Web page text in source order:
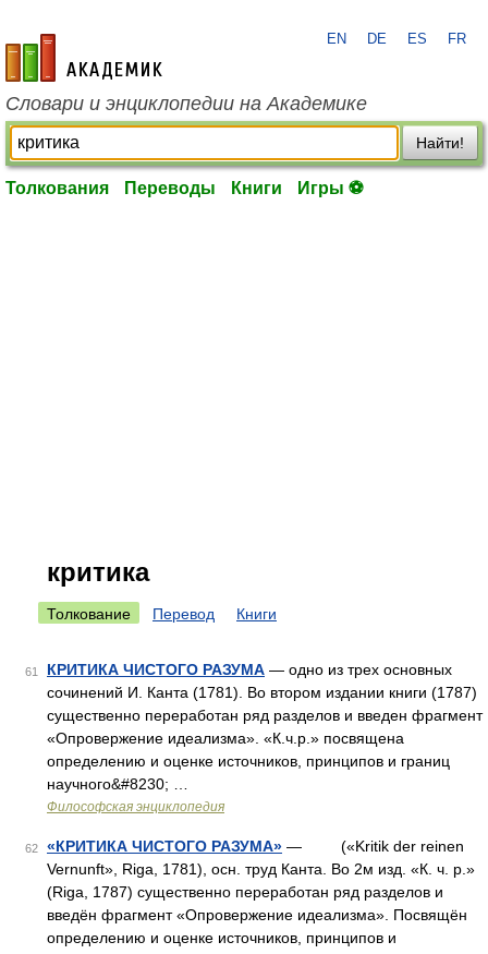
academic.ru
EN DE ES FR
Словари и энциклопедии на Академике
Найти!
Толкования Переводы Книги Игры ⚽
критика
Толкование Перевод Книги
61 КРИТИКА ЧИСТОГО РАЗУМА — одно из трех основных
сочинений И. Канта (1781). Во втором издании книги (1787)
существенно переработан ряд разделов и введен фрагмент
«Опровержение идеализма». «К.ч.р.» посвящена
определению и оценке источников, принципов и границ
научного&#8230; …
Философская энциклопедия
62 «КРИТИКА ЧИСТОГО РАЗУМА» — («Kritik der reinen
Vernunft», Riga, 1781), осн. труд Канта. Во 2м изд. «К. ч. p.»
(Riga, 1787) существенно переработан ряд разделов и
введён фрагмент «Опровержение идеализма». Посвящён
определению и оценке источников, принципов и